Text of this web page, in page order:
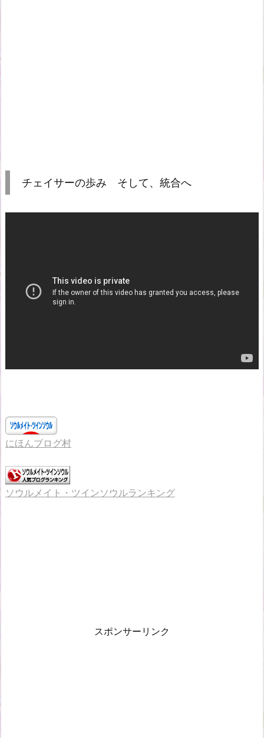
チェイサーの歩み そして、統合へ
にほんブログ村
ソウルメイト・ツインソウルランキング
スポンサーリンク